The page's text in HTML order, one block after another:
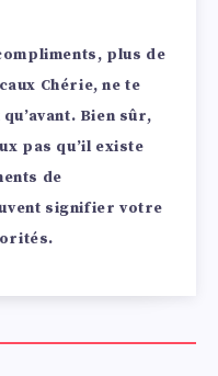
plus de
Chérie, ne te
Bien sûr,
pas qu’il existe
de
signifier votre